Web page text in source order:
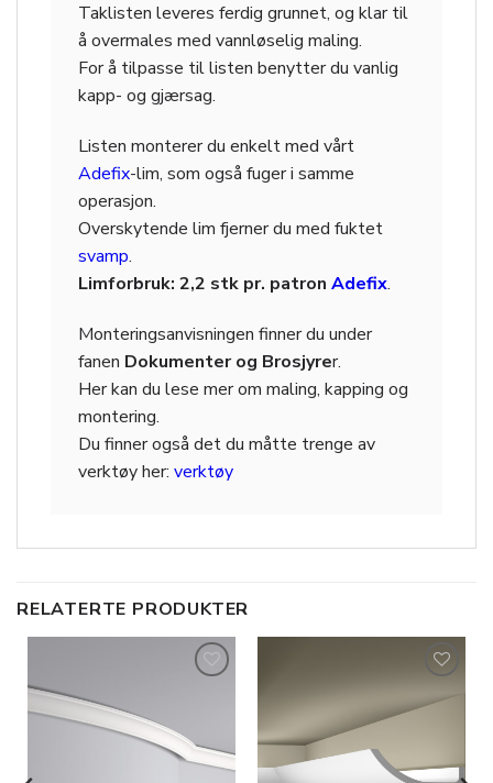
Taklisten leveres ferdig grunnet, og klar til
å overmales med vannløselig maling.
For å tilpasse til listen benytter du vanlig
kapp- og gjærsag.
Listen monterer du enkelt med vårt
Adefix-lim, som også fuger i samme
operasjon.
Overskytende lim fjerner du med fuktet
svamp.
Limforbruk: 2,2 stk pr. patron Adefix.
Monteringsanvisningen finner du under
fanen Dokumenter og Brosjyrer.
Her kan du lese mer om maling, kapping og
montering.
Du finner også det du måtte trenge av
verktøy her: verktøy
RELATERTE PRODUKTER
ønskeliste
Legg til